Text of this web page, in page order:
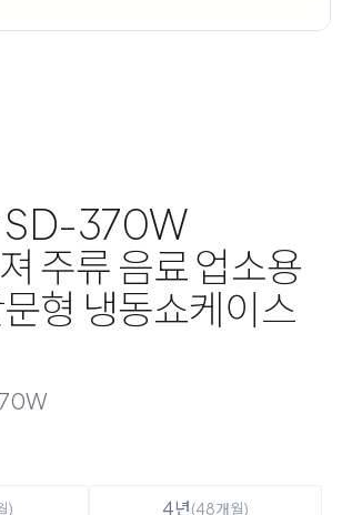
SD-370W
주류 음료 업소용
형 냉동쇼케이스
) 4년(48개월)